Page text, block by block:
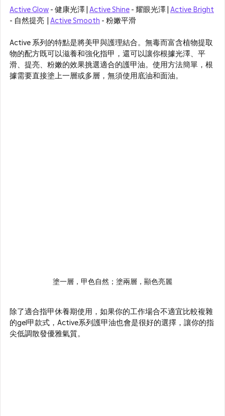
Active Glow - 健康光澤 | Active Shine - 耀眼光澤 | Active Bright
- 自然提亮  | Active Smooth - 粉嫩平滑
Active 系列的特點是將美甲與護理結合。無毒而富含植物提取
物的配方既可以滋養和強化指甲，還可以讓你根據光澤、平
滑、提亮、粉嫩的效果挑選適合的護甲油。使用方法簡單，根
據需要直接塗上一層或多層，無須使用底油和面油。
塗一層，甲色自然；塗兩層，顯色亮麗
除了適合指甲休養期使用，如果你的工作場合不適宜比較複雜
的gel甲款式，Active系列護甲油也會是很好的選擇，讓你的指
尖低調散發優雅氣質。